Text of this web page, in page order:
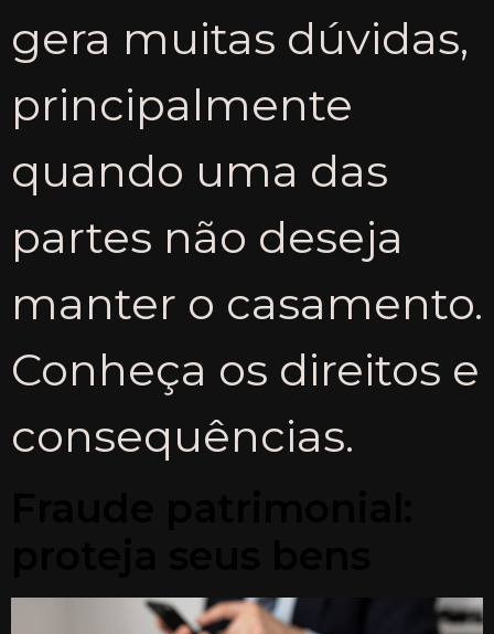
gera muitas dúvidas,
principalmente
quando uma das
partes não deseja
manter o casamento.
Conheça os direitos e
consequências.